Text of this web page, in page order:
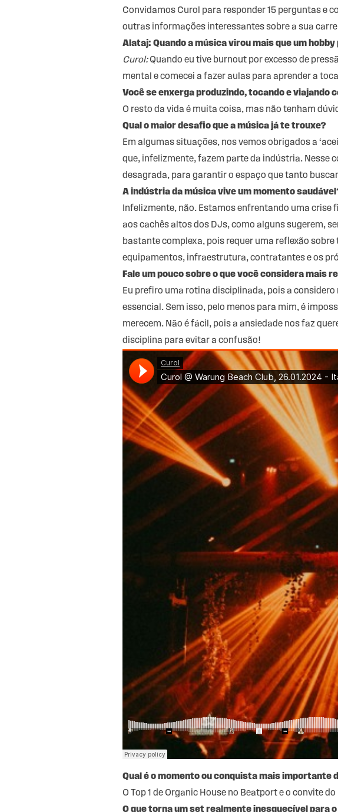
Convidamos Curol para responder 15 perguntas e
outras informações interessantes sobre a sua
Alataj: Quando a música virou mais que um hobby
Curol:Quando eu tive burnout por excesso de
mental e comecei a fazer aulas para aprender a
Você se enxerga produzindo, tocando e viajando
O resto da vida é muita coisa, mas não tenham
Qual o maior desafio que a música já te trouxe?
Em algumas situações, nos vemos obrigados a
que, infelizmente, fazem parte da indústria. Nesse
desagrada, para garantir o espaço que tanto
A indústria da música vive um momento
Infelizmente, não. Estamos enfrentando uma
aos cachês altos dos DJs, como alguns sugerem,
bastante complexa, pois requer uma reflexão
equipamentos, infraestrutura, contratantes e os
Fale um pouco sobre o que você considera mais
Eu prefiro uma rotina disciplinada, pois a
essencial. Sem isso, pelo menos para mim, é
merecem. Não é fácil, pois a ansiedade nos faz
disciplina para evitar a confusão!
Qual é o momento ou conquista mais importante
O Top 1 de Organic House no Beatport e o convite
O que torna um set realmente inesquecível para